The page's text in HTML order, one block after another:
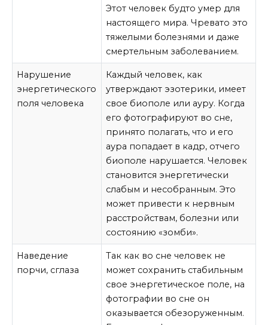
Этот человек будто умер для
настоящего мира. Чревато это
тяжелыми болезнями и даже
смертельным заболеванием.
Нарушение
энергетического
поля человека
Каждый человек, как
утверждают эзотерики, имеет
свое биополе или ауру. Когда
его фотографируют во сне,
принято полагать, что и его
аура попадает в кадр, отчего
биополе нарушается. Человек
становится энергетически
слабым и несобранным. Это
может привести к нервным
расстройствам, болезни или
состоянию «зомби».
Наведение
порчи, сглаза
Так как во сне человек не
может сохранить стабильным
свое энергетическое поле, на
фотографии во сне он
оказывается обезоруженным.